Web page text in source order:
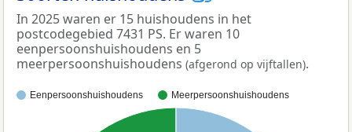
In 2025 waren er 15 huishoudens in het
postcodegebied 7431 PS. Er waren 10
eenpersoonshuishoudens en 5
meerpersoonshuishoudens (afgerond op vijftallen).
Eenpersoonshuishoudens Meerpersoonshuishoudens